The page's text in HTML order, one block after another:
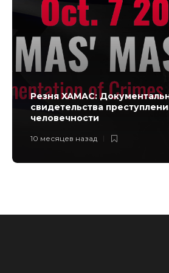
Резня ХАМАС:
свидетельства
человечности
10 месяцев назад